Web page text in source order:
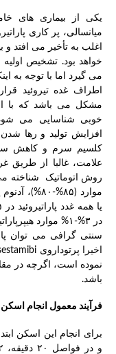
یکی از بیماری های
میانسالی، پر کاری
اغلب به تأخیر می افتد و
خواهد بود. تشخیص اولیه
می گیرد اما با توجه به
اطراف غده تیروئید
مشکل می باشد که با
خوبی شناسایی می شود.
افزایش تولید و رها
کلسیم سرم و کاهش
علامت، غالبا از طریق
روش اتوماتیک شناخته می
موارد (۸۵%-
در ۳%-۱% موارد
نموده است، اگرچه در
باشد.
فرآیند معمول انجام اسکن
برای انجام این اسکن